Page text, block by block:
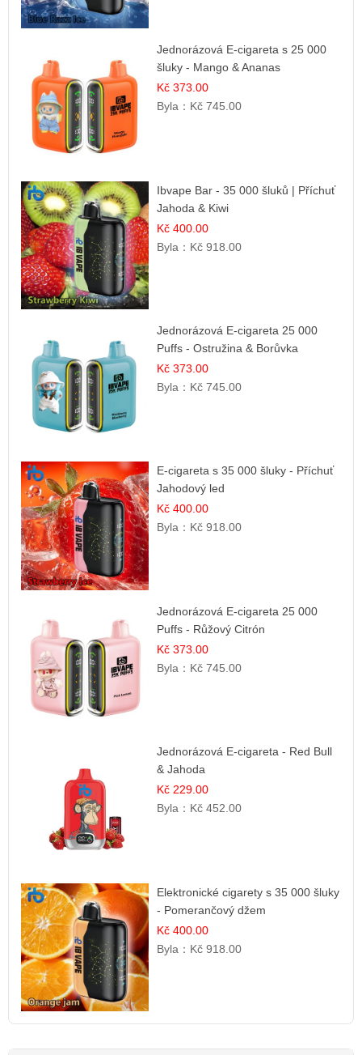
Jednorázová E-cigareta s 25 000
šluky - Mango & Ananas
Kč 373.00
Byla： Kč 745.00
Ibvape Bar - 35 000 šluků | Příchuť
Jahoda & Kiwi
Kč 400.00
Byla： Kč 918.00
Jednorázová E-cigareta 25 000
Puffs - Ostružina & Borůvka
Kč 373.00
Byla： Kč 745.00
E-cigareta s 35 000 šluky - Příchuť
Jahodový led
Kč 400.00
Byla： Kč 918.00
Jednorázová E-cigareta 25 000
Puffs - Růžový Citrón
Kč 373.00
Byla： Kč 745.00
Jednorázová E-cigareta - Red Bull
& Jahoda
Kč 229.00
Byla： Kč 452.00
Elektronické cigarety s 35 000 šluky
- Pomerančový džem
Kč 400.00
Byla： Kč 918.00